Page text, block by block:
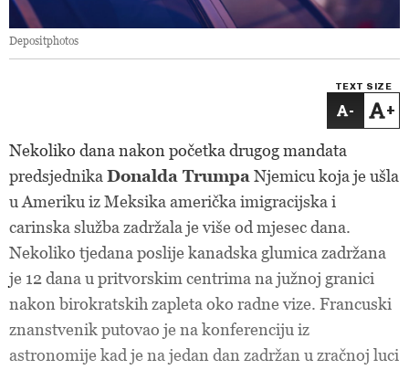
Depositphotos
TEXT SIZE
- +
Nekoliko dana nakon početka drugog mandata
predsjednika Donalda Trumpa Njemicu koja je ušla
u Ameriku iz Meksika američka imigracijska i
carinska služba zadržala je više od mjesec dana.
Nekoliko tjedana poslije kanadska glumica zadržana
je 12 dana u pritvorskim centrima na južnoj granici
nakon birokratskih zapleta oko radne vize. Francuski
znanstvenik putovao je na konferenciju iz
astronomije kad je na jedan dan zadržan u zračnoj luci